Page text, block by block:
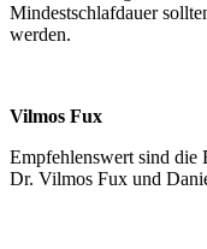
Mindestschlafdauer
werden.
Vilmos Fux
Empfehlenswert sind die
Dr. Vilmos Fux und